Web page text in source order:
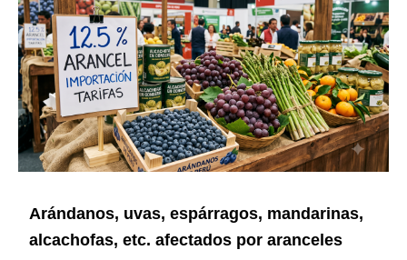
Arándanos, uvas, espárragos, mandarinas,
alcachofas, etc. afectados por aranceles